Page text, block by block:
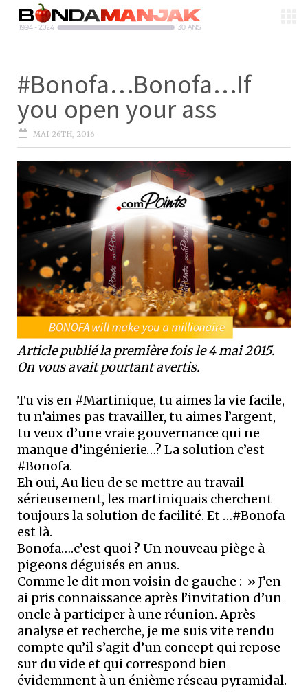
#Bonofa…Bonofa…If
you open your ass
MAI 26TH, 2016
Article publié la première fois le 4 mai 2015.
On vous avait pourtant avertis.
Tu vis en #Martinique, tu aimes la vie facile,
tu n’aimes pas travailler, tu aimes l’argent,
tu veux d’une vraie gouvernance qui ne
manque d’ingénierie…? La solution c’est
#Bonofa.
Eh oui, Au lieu de se mettre au travail
sérieusement, les martiniquais cherchent
toujours la solution de facilité. Et …#Bonofa
est là.
Bonofa….c’est quoi ? Un nouveau piège à
pigeons déguisés en anus.
Comme le dit mon voisin de gauche : » J’en
ai pris connaissance après l’invitation d’un
oncle à participer à une réunion. Après
analyse et recherche, je me suis vite rendu
compte qu’il s’agit d’un concept qui repose
sur du vide et qui correspond bien
évidemment à un énième réseau pyramidal.